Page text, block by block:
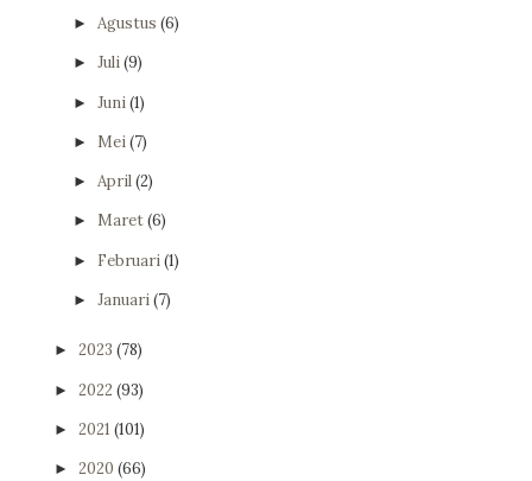
► Agustus (6)
► Juli(9)
► Juni(1)
► Mei(7)
► April(2)
► Maret(6)
► Februari(1)
► Januari(7)
► 2023 (78)
► 2022 (93)
► 2021 (101)
► 2020 (66)